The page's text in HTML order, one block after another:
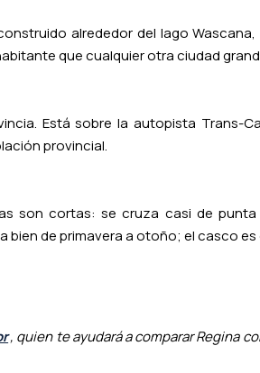
alrededor del lago
que cualquier otra ciudad
Está sobre la autopista Trans-
provincial.
son cortas: se cruza casi de
de primavera a otoño; el casco
, quien te ayudará a comparar Regina